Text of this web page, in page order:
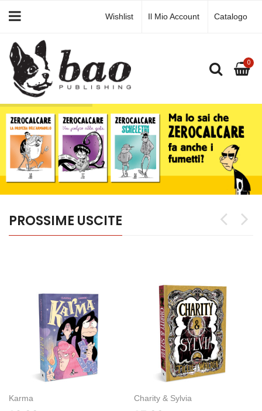
Wishlist Il Mio Account Catalogo
0
PROSSIME USCITE
Karma Charity & Sylvia